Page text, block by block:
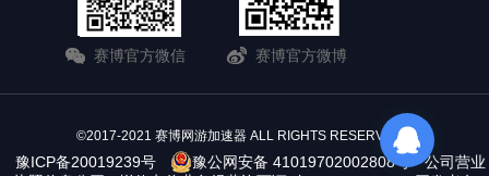
赛博官方微信 赛博官方微博
©2017-2021 赛博网游加速器 ALL RIGHTS RESERVERD
豫ICP备20019239号 豫公网安备 41019702002808号
公司营业